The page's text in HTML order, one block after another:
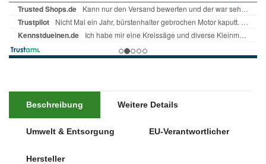
Beschreibung Weitere Details
Umwelt & Entsorgung EU-Verantwortlicher
Hersteller